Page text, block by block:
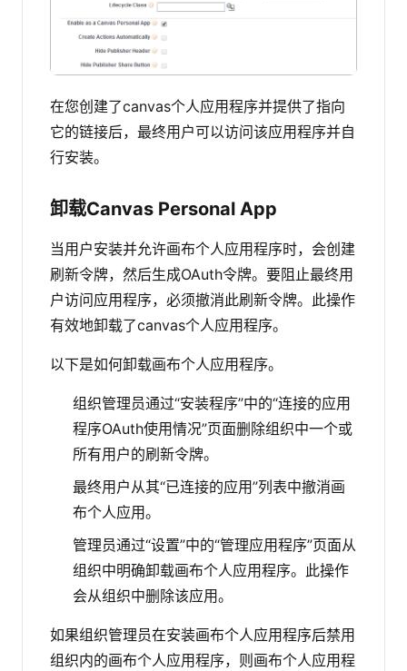
在您创建了canvas个人应用程序并提供了指向
它的链接后，最终用户可以访问该应用程序并自
行安装。
卸载Canvas Personal App
当用户安装并允许画布个人应用程序时，会创建
刷新令牌，然后生成OAuth令牌。要阻止最终用
户访问应用程序，必须撤消此刷新令牌。此操作
有效地卸载了canvas个人应用程序。
以下是如何卸载画布个人应用程序。
组织管理员通过“安装程序”中的“连接的应用
程序OAuth使用情况”页面删除组织中一个或
所有用户的刷新令牌。
最终用户从其“已连接的应用”列表中撤消画
布个人应用。
管理员通过“设置”中的“管理应用程序”页面从
组织中明确卸载画布个人应用程序。此操作
会从组织中删除该应用。
如果组织管理员在安装画布个人应用程序后禁用
组织内的画布个人应用程序，则画布个人应用程